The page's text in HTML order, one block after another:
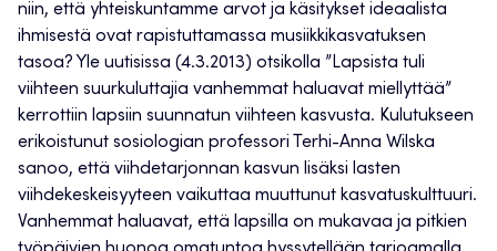
niin, että yhteiskuntamme arvot ja käsitykset ideaalista
ihmisestä ovat rapistuttamassa musiikkikasvatuksen
tasoa? Yle uutisissa (4.3.2013) otsikolla ”Lapsista tuli
viihteen suurkuluttajia vanhemmat haluavat miellyttää”
kerrottiin lapsiin suunnatun viihteen kasvusta. Kulutukseen
erikoistunut sosiologian professori Terhi-Anna Wilska
sanoo, että viihdetarjonnan kasvun lisäksi lasten
viihdekeskeisyyteen vaikuttaa muuttunut kasvatuskulttuuri.
Vanhemmat haluavat, että lapsilla on mukavaa ja pitkien